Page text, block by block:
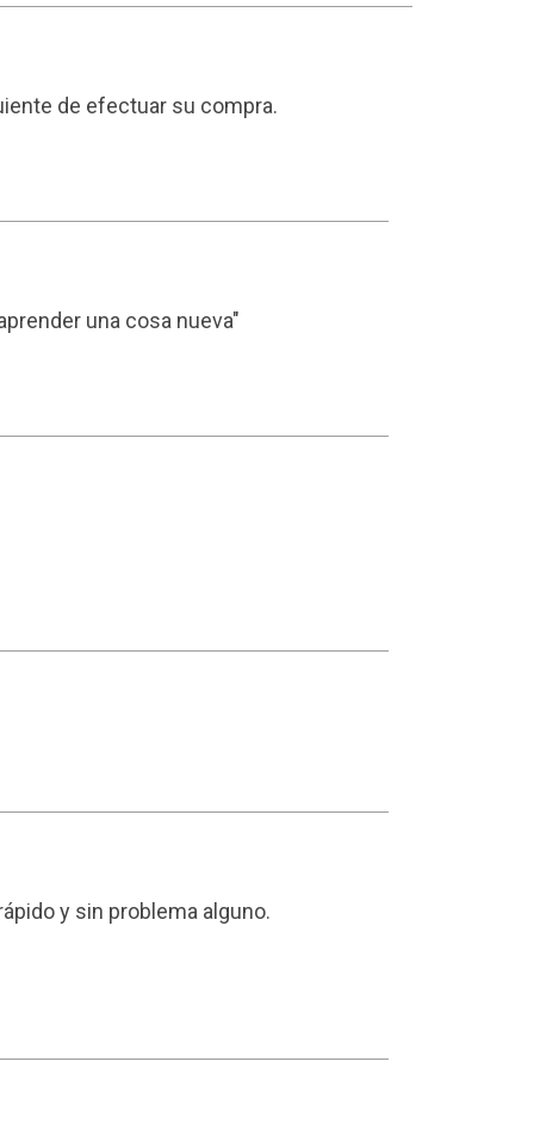
de efectuar su compra.
una cosa nueva"
y sin problema alguno.